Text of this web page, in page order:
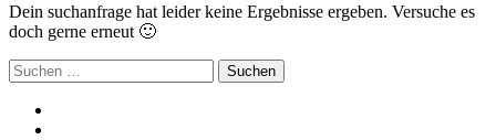
Dein suchanfrage hat leider keine Ergebnisse ergeben. Versuche es
doch gerne erneut 🙂
Suchen
nach: